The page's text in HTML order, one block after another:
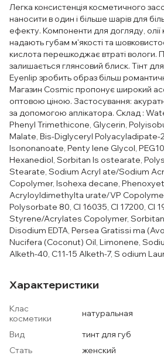
Легка консистенція косметичного
наносити в один і більше шарів для
ефекту. Компоненти для догляду, олії
надають губам м'якості та
кислота перешкоджає втраті вологи.
залишається глянсовий блиск. Тінт
Eyenlip зробить образ більш
Магазин Cosmic пропонує широкий
оптовою ціною. Застосування:
за допомогою аплікатора. Склад :
Phenyl Trimethicone, Glycerin,
Malate, Bis-Diglyceryl Polyacyladipate-
Isononanoate, Penty lene Glycol,
Hexanediol, Sorbitan Is ostearate,
Stearate, Sodium Acryl ate/Sodium
Copolymer, Isohexa decane,
Acryloyldimethylta urate/VP
Polysorbate 80, CI 16035, CI 17200, CI
Styrene/Acrylates Copolymer,
Disodium EDTA, Persea Gratissi ma
Nucifera (Coconut) Oil, Limonene,
Alketh-40, C11-15 Alketh-7, S odium
Характеристики
Клас
косметики
натуральная
Вид
тинт для губ
Стать
женский